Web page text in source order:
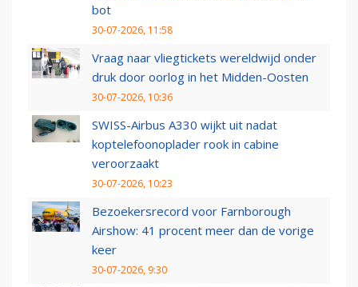
bot
30-07-2026, 11:58
Vraag naar vliegtickets wereldwijd onder
druk door oorlog in het Midden-Oosten
30-07-2026, 10:36
SWISS-Airbus A330 wijkt uit nadat
koptelefoonoplader rook in cabine
veroorzaakt
30-07-2026, 10:23
Bezoekersrecord voor Farnborough
Airshow: 41 procent meer dan de vorige
keer
30-07-2026, 9:30